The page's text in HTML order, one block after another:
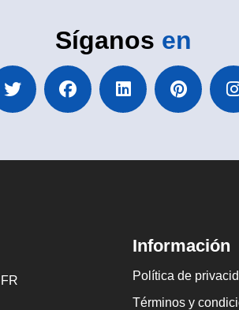
Síganos en
Información
Política de
Términos y